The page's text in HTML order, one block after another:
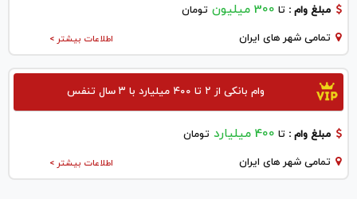
مبلغ وام : تا 300 میلیون تومان
اطلاعات بیشتر > تمامی شهر های ایران
وام بانکی از ۲ تا ۴۰۰ میلیارد با ۳ سال تنفس
مبلغ وام : تا 400 میلیارد تومان
اطلاعات بیشتر > تمامی شهر های ایران